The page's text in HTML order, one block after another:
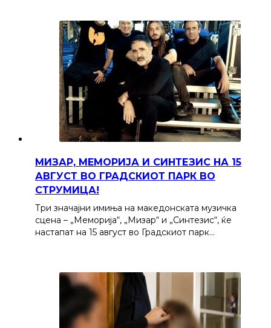
МИЗАР, МЕМОРИЈА И СИНТЕЗИС НА 15
АВГУСТ ВО ГРАДСКИОТ ПАРК ВО
СТРУМИЦА!
Три значајни имиња на македонската музичка
сцена – „Меморија“, „Мизар“ и „Синтезис“, ќе
настапат на 15 август во Градскиот парк…